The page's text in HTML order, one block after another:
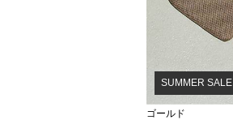
ゴールド
SUMMER SALE